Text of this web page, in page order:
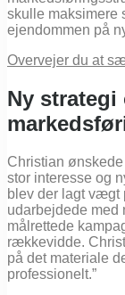
skulle maksimere
ejendommen på
Overvejer du at
Ny strategi
Christian
stor interesse og
blev der lagt vægt
udarbejdede med
målrettede
rækkevidde.
på det materiale
professionelt.”